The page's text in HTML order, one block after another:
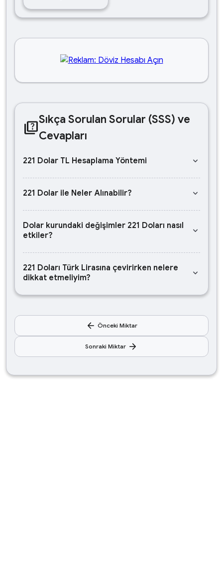
quizSıkça Sorulan Sorular (SSS) ve
Cevapları
221 Dolar TL Hesaplama Yöntemi keyboard_arrow_down
221 Dolar ile Neler Alınabilir? keyboard_arrow_down
Dolar kurundaki değişimler 221 Doları nasıl
etkiler?
keyboard_arrow_down
221 Doları Türk Lirasına çevirirken nelere
dikkat etmeliyim?
keyboard_arrow_down
arrow_back Önceki Miktar
Sonraki Miktar arrow_forward